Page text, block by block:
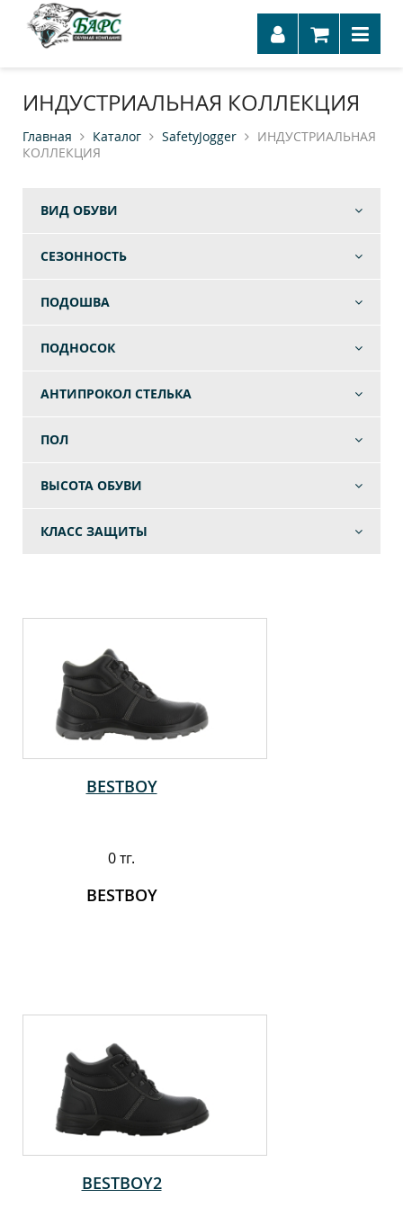
ИНДУСТРИАЛЬНАЯ КОЛЛЕКЦИЯ
Главная Каталог SafetyJogger
ИНДУСТРИАЛЬНАЯ
КОЛЛЕКЦИЯ
ВИД ОБУВИ
СЕЗОННОСТЬ
ПОДОШВА
ПОДНОСОК
АНТИПРОКОЛ СТЕЛЬКА
ПОЛ
ВЫСОТА ОБУВИ
КЛАСС ЗАЩИТЫ
BESTBOY
0 тг.
BESTBOY
BESTBOY2